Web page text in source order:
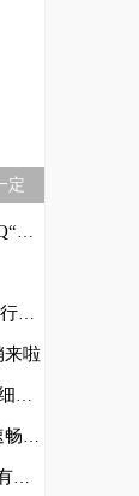
定
！
来啦
”